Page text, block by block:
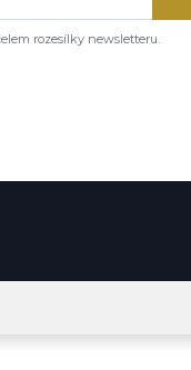
rozesílky newsletteru.